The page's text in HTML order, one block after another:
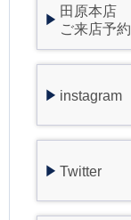
田原本店
ご来店予約
instagram
Twitter